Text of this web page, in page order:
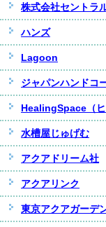
株式会社セントラ
ハンズ
Lagoon
ジャパンハンドコ
HealingSpace（ヒ
水槽屋じゅげむ
アクアドリーム社
アクアリンク
東京アクアガーデ